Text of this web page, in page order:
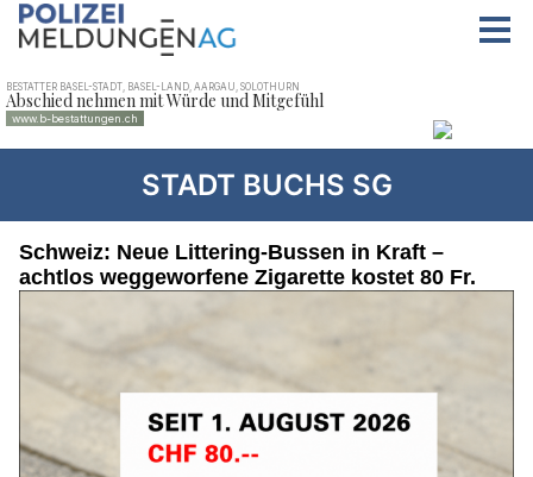
STADT BUCHS SG
Schweiz: Neue Littering-Bussen in Kraft –
achtlos weggeworfene Zigarette kostet 80 Fr.